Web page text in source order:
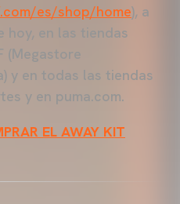
es/shop/home), a
hoy, en las tiendas
(Megastore
y en todas las tiendas
y en puma.com.
EL AWAY KIT